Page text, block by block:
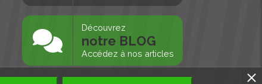
Découvrez
notre BLOG
Accédez à nos articles